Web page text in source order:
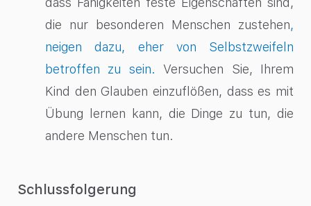
die nur besonderen Menschen zustehen,
neigen dazu, eher von Selbstzweifeln
betroffen zu sein. Versuchen Sie, Ihrem
Kind den Glauben einzuflößen, dass es mit
Übung lernen kann, die Dinge zu tun, die
andere Menschen tun.
Schlussfolgerung